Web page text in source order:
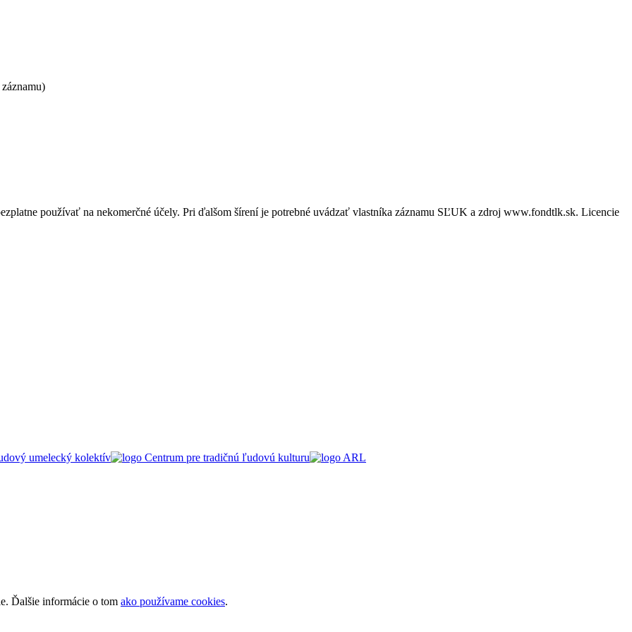
používať na nekomerčné účely. Pri ďalšom šírení je potrebné uvádzať vlastníka záznamu SĽUK a zdroj www.fondtlk.sk. Licencie
Ďalšie informácie o tom ako používame cookies.